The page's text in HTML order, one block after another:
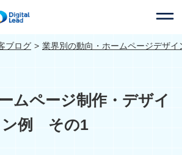
ブログ 業界別の動向・ホームページデザイ
ムページ制作・デザイ
ン例 その1